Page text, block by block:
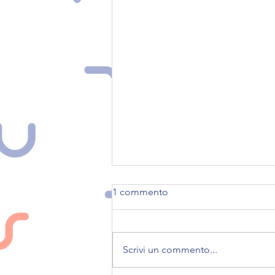
Seguici su nostri social
1 commento
Scrivi un commento...